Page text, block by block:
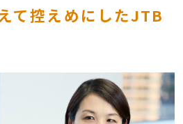
て控えめにしたJTB